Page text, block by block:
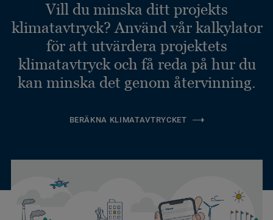
Vill du minska ditt projekts
klimatavtryck? Använd vår kalkylator
för att utvärdera projektets
klimatavtryck och få reda på hur du
kan minska det genom återvinning.
BERÄKNA KLIMATAVTRYCKET